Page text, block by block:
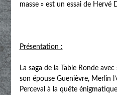
masse » est un essai de Hervé
Présentation :
La saga de la Table Ronde
son épouse Guenièvre, Merlin
Perceval à la quête